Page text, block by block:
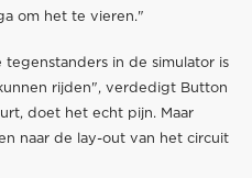
om het te vieren."
in de simulator is
rijden", verdedigt Button
doet het echt pijn. Maar
naar de lay-out van het circuit